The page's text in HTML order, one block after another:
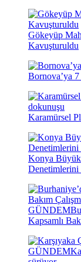
Gökeyüp
Kavuşturuldu
Bornova’ya
Karamürsel
Konya
Denetimlerini
GÜNDEM
Kapsamlı
GÜNDEM